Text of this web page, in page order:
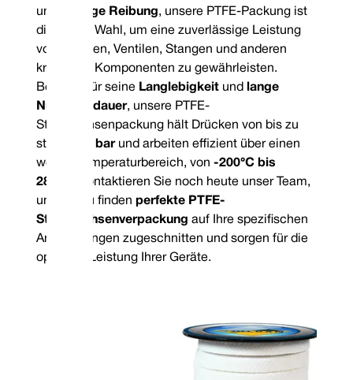
und
geringe Reibung, unsere PTFE-Packung ist
die ideale Wahl, um eine zuverlässige Leistung
von Pumpen, Ventilen, Stangen und anderen
kritischen Komponenten zu gewährleisten.
Bekannt für seine Langlebigkeit und
lange
Nutzungsdauer, unsere PTFE-
Stopfbuchsenpackung hält Drücken von bis zu
stand
200 barund arbeiten effizient über einen
weiten Temperaturbereich, von-200°C bis
280°C
. Kontaktieren Sie noch heute unser Team,
um das zu findenperfekte PTFE-
Stopfbuchsenverpackung auf Ihre spezifischen
Anforderungen zugeschnitten und sorgen für die
optimale Leistung Ihrer Geräte.